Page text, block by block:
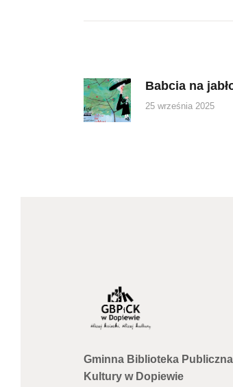
wpisuPrevious
post:
Babcia na
25 września 2025
Gminna Biblioteka
Kultury w Dopiewie